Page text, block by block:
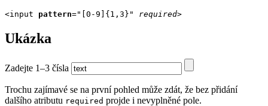
<input pattern="[0-9]{1,3}" required>
Ukázka
Zadejte 1–3 čísla
Trochu zajímavé se na první pohled může zdát, že bez přidání
dalšího atributu required projde i nevyplněné pole.